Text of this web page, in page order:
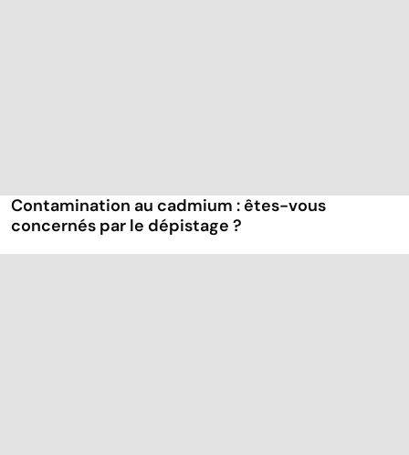
Contamination au cadmium : êtes-vous
concernés par le dépistage ?